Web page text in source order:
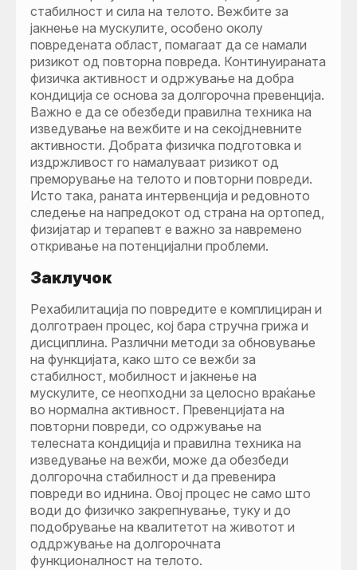
стабилност и сила на телото. Вежбите за
јакнење на мускулите, особено околу
повредената област, помагаат да се намали
ризикот од повторна повреда. Континуираната
физичка активност и одржување на добра
кондиција се основа за долгорочна превенција.
Важно е да се обезбеди правилна техника на
изведување на вежбите и на секојдневните
активности. Добрата физичка подготовка и
издржливост го намалуваат ризикот од
преморување на телото и повторни повреди.
Исто така, раната интервенција и редовното
следење на напредокот од страна на ортопед,
физијатар и терапевт е важно за навремено
откривање на потенцијални проблеми.
Заклучок
Рехабилитација по повредите е комплициран и
долготраен процес, кој бара стручна грижа и
дисциплина. Различни методи за обновување
на функцијата, како што се вежби за
стабилност, мобилност и јакнење на
мускулите, се неопходни за целосно враќање
во нормална активност. Превенцијата на
повторни повреди, со одржување на
телесната кондиција и правилна техника на
изведување на вежби, може да обезбеди
долгорочна стабилност и да превенира
повреди во иднина. Овој процес не само што
води до физичко закрепнување, туку и до
подобрување на квалитетот на животот и
оддржување на долгорочната
функционалност на телото.